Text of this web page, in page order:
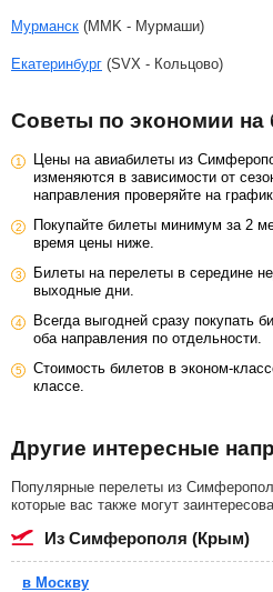
Мурманск (MMK - Мурмаши)
Екатеринбург (SVX - Кольцово)
Советы по экономии на
Цены на авиабилеты из
изменяются в зависимости от
направления проверяйте на
Покупайте билеты минимум за 2
время цены ниже.
Билеты на перелеты в середине
выходные дни.
Всегда выгодней сразу покупать
оба направления по отдельности.
Стоимость билетов в эконом-
классе.
Другие интересные
Популярные перелеты из
которые вас также могут
из Симферополя (Крым)
в Москву